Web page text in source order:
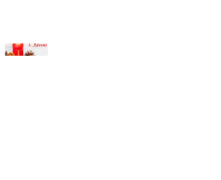
© Michael Bihlmayer